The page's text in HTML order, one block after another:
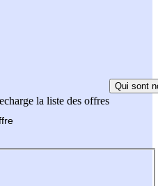
la liste des offres
Qui sont